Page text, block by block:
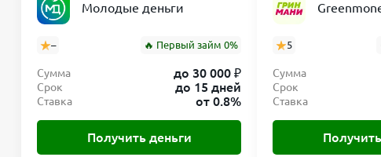
Молодые деньги
– 🔥 Первый займ 0%
Сумма до 30 000 ₽
Срок до 15 дней
Ставка от 0.8%
Получить деньги
5
Сумма
Срок
Ставка